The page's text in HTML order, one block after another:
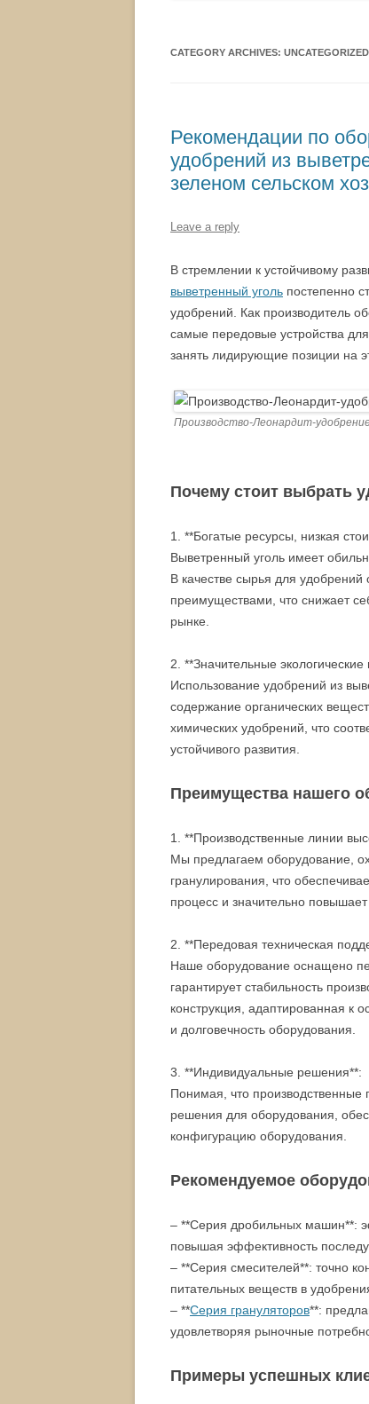
CATEGORY ARCHIVES: UNCATEGORIZED
Рекомендации по
удобрений из
зеленом сельском
Leave a reply
В стремлении к устойчивому
выветренный уголь постепенно
удобрений. Как производитель
самые передовые устройства
занять лидирующие позиции на
Производство-Леонардит-
Почему стоит выбрать
1. **Богатые ресурсы, низкая
Выветренный уголь имеет
В качестве сырья для
преимуществами, что снижает
рынке.
2. **Значительные
Использование удобрений из
содержание органических
химических удобрений, что
устойчивого развития.
Преимущества нашего
1. **Производственные линии
Мы предлагаем оборудование,
гранулирования, что
процесс и значительно повышает
2. **Передовая техническая
Наше оборудование оснащено
гарантирует стабильность
конструкция, адаптированная к
и долговечность оборудования.
3. **Индивидуальные решения**:
Понимая, что
решения для оборудования,
конфигурацию оборудования.
Рекомендуемое
– **Серия дробильных машин**:
повышая эффективность
– **Серия смесителей**: точно
питательных веществ в
– **Серия грануляторов**:
удовлетворяя рыночные
Примеры успешных